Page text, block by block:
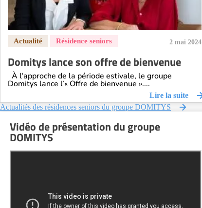
2 mai 2024
Domitys lance son offre de bienvenue
À l'approche de la période estivale, le groupe
Domitys lance l’« Offre de bienvenue »....
Lire la suite
Actualités des résidences seniors du groupe DOMITYS
Vidéo de présentation du groupe
DOMITYS